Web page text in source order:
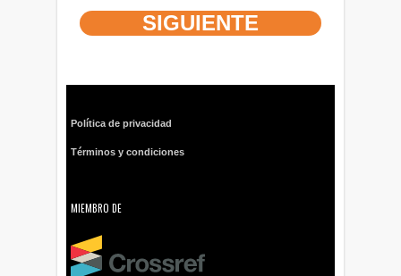
Política de privacidad
Términos y condiciones
MIEMBRO DE